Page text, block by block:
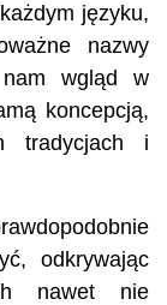
języku,
nazwy
wgląd w
koncepcją,
tradycjach i
odkrywając
nawet nie